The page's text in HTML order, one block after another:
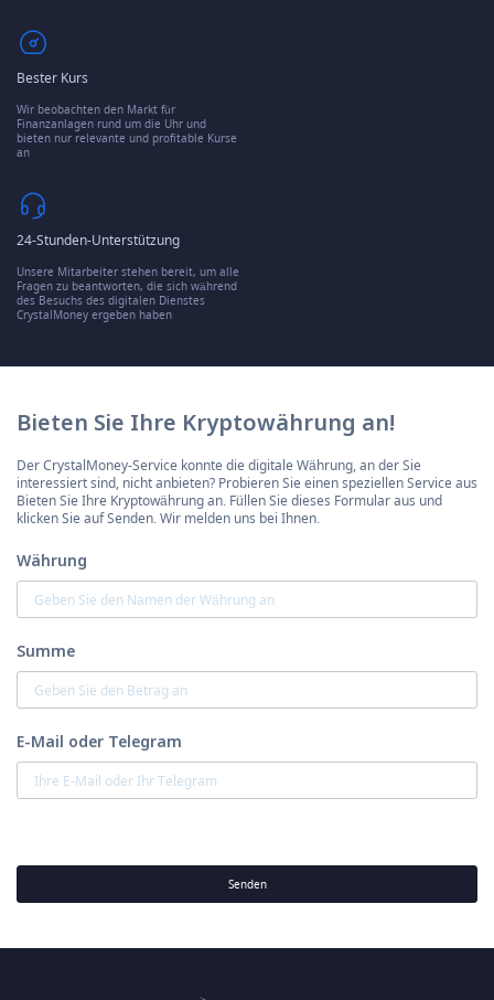
Bester Kurs
Wir beobachten den Markt für
Finanzanlagen rund um die Uhr und
bieten nur relevante und profitable Kurse
an
24-Stunden-Unterstützung
Unsere Mitarbeiter stehen bereit, um alle
Fragen zu beantworten, die sich während
des Besuchs des digitalen Dienstes
CrystalMoney ergeben haben
Bieten Sie Ihre Kryptowährung an!
Der CrystalMoney-Service konnte die digitale Währung, an der Sie
interessiert sind, nicht anbieten? Probieren Sie einen speziellen Service aus
Bieten Sie Ihre Kryptowährung an. Füllen Sie dieses Formular aus und
klicken Sie auf Senden. Wir melden uns bei Ihnen.
Währung
Summe
E-Mail oder Telegram
Senden